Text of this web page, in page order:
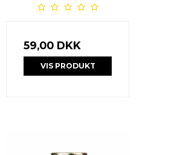
59,00 DKK
VIS PRODUKT